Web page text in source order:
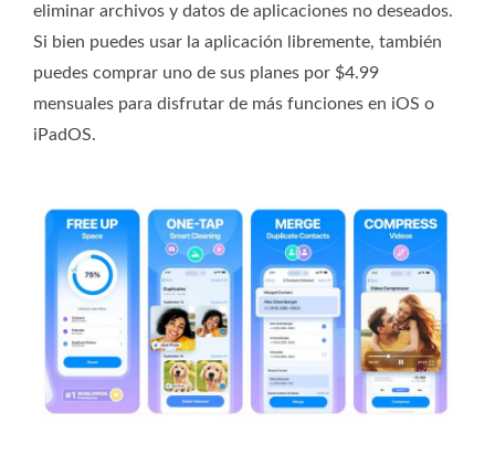
eliminar archivos y datos de aplicaciones no deseados.
Si bien puedes usar la aplicación libremente, también
puedes comprar uno de sus planes por $4.99
mensuales para disfrutar de más funciones en iOS o
iPadOS.